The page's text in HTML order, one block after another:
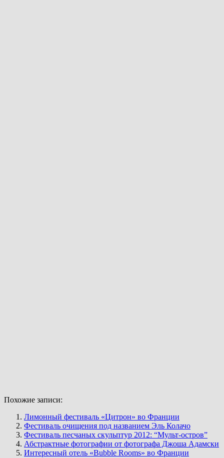
Похожие записи:
Лимонный фестиваль «Цитрон» во Франции
Фестиваль очищения под названием Эль Колачо
Фестиваль песчаных скульптур 2012: “Мульт-остров”
Абстрактные фотографии от фотографа Джоша Адамски
Интересный отель «Bubble Rooms» во Франции